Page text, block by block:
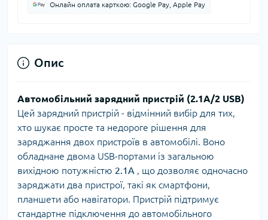
Онлайн оплата карткою: Google Pay, Apple Pay
Опис
Автомобільний зарядний пристрій (2.1A/2 USB)
Цей зарядний пристрій - відмінний вибір для тих,
хто шукає просте та недороге рішення для
заряджання двох пристроїв в автомобілі. Воно
обладнане двома USB-портами із загальною
вихідною потужністю 2.1A , що дозволяє одночасно
заряджати два пристрої, такі як смартфони,
планшети або навігатори. Пристрій підтримує
стандартне підключення до автомобільного